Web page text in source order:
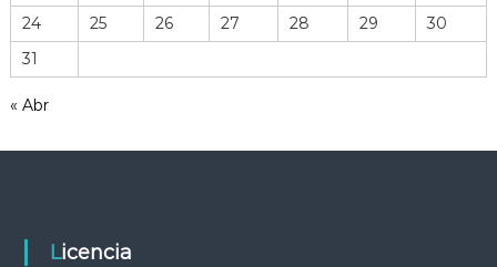
r
r
m
i
n
24
25 26 27 28 29
30
31
« Abr
Licencia